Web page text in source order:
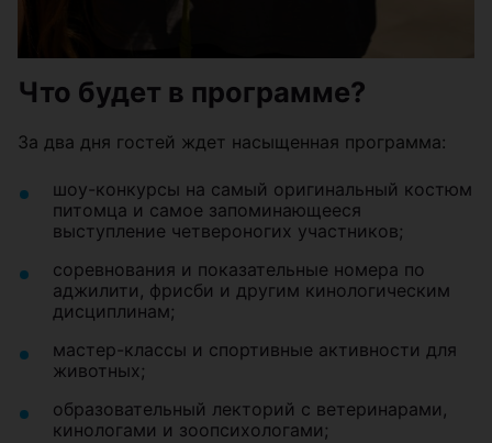
Что будет в программе?
За два дня гостей ждет насыщенная программа:
шоу-конкурсы на самый оригинальный костюм
питомца и самое запоминающееся
выступление четвероногих участников;
соревнования и показательные номера по
аджилити, фрисби и другим кинологическим
дисциплинам;
мастер-классы и спортивные активности для
животных;
образовательный лекторий с ветеринарами,
кинологами и зоопсихологами;